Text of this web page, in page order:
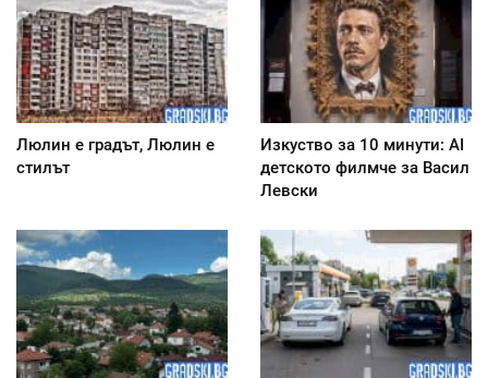
Люлин е градът, Люлин е
стилът
Изкуство за 10 минути: AI
детското филмче за Васил
Левски